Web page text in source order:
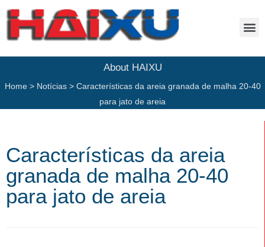
About HAIXU
Home> Notícias> Características da areia granada de malha 20-40
para jato de areia
Características da areia
granada de malha 20-40
para jato de areia